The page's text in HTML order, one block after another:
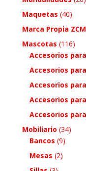
Maquetas (40)
Marca Propia ZCM
Mascotas (116)
Accesorios
Accesorios
Accesorios
Accesorios
Accesorios
Mobiliario (34)
Bancos (9)
Mesas (2)